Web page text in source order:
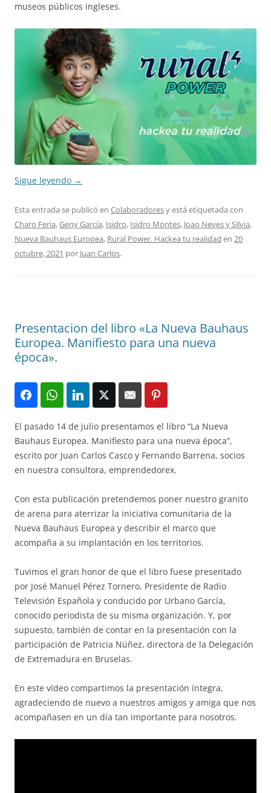
museos públicos ingleses.
Sigue leyendo →
Esta entrada se publicó en Colaboradoresy está etiquetada con
Charo Feria,Geny García, Isidro, Isidro Montes, Joao Neves y Silvia,
Nueva Bauhaus Europea, Rural Power. Hackea tu realidad en 20
octubre, 2021 por Juan Carlos.
Presentacion del libro «La Nueva Bauhaus
Europea. Manifiesto para una nueva
época».
El pasado 14 de julio presentamos el libro “La Nueva
Bauhaus Europea. Manifiesto para una nueva época”,
escrito por Juan Carlos Casco y Fernando Barrena, socios
en nuestra consultora, emprendedorex.
Con esta publicación pretendemos poner nuestro granito
de arena para aterrizar la iniciativa comunitaria de la
Nueva Bauhaus Europea y describir el marco que
acompaña a su implantación en los territorios.
Tuvimos el gran honor de que el libro fuese presentado
por José Manuel Pérez Tornero, Presidente de Radio
Televisión Española y conducido por Urbano García,
conocido periodista de su misma organización. Y, por
supuesto, también de contar en la presentación con la
participación de Patricia Núñez, directora de la Delegación
de Extremadura en Bruselas.
En este vídeo compartimos la presentación íntegra,
agradeciendo de nuevo a nuestros amigos y amiga que nos
acompañasen en un día tan importante para nosotros.